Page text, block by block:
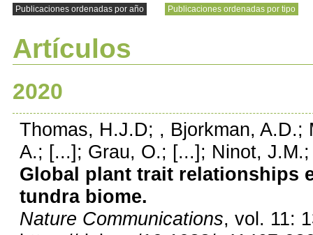
Publicaciones ordenadas por año Publicaciones ordenadas por tipo
Artículos
2020
Thomas, H.J.D; , Bjorkman,
A.; [...]; Grau, O.; [...]; Ninot,
Global plant trait relationships
tundra biome.
Nature Communications, vol. 11: